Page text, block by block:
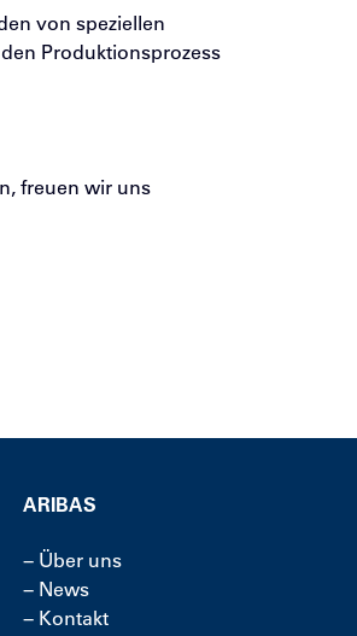
von speziellen
Produktionsprozess
freuen wir uns
ARIBAS
− Über uns
− News
− Kontakt